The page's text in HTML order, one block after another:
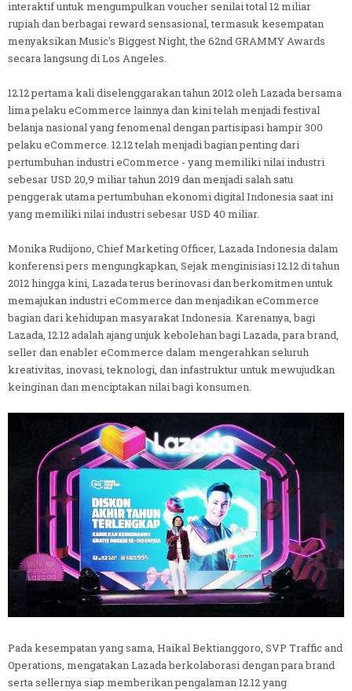
interaktif untuk mengumpulkan voucher senilai total 12 miliar
rupiah dan berbagai reward sensasional, termasuk kesempatan
menyaksikan Music's Biggest Night, the 62nd GRAMMY Awards
secara langsung di Los Angeles.
12.12 pertama kali diselenggarakan tahun 2012 oleh Lazada bersama
lima pelaku eCommerce lainnya dan kini telah menjadi festival
belanja nasional yang fenomenal dengan partisipasi hampir 300
pelaku eCommerce. 12.12 telah menjadi bagian penting dari
pertumbuhan industri eCommerce - yang memiliki nilai industri
sebesar USD 20,9 miliar tahun 2019 dan menjadi salah satu
penggerak utama pertumbuhan ekonomi digital Indonesia saat ini
yang memiliki nilai industri sebesar USD 40 miliar.
Monika Rudijono, Chief Marketing Officer, Lazada Indonesia dalam
konferensi pers mengungkapkan, Sejak menginisiasi 12.12 di tahun
2012 hingga kini, Lazada terus berinovasi dan berkomitmen untuk
memajukan industri eCommerce dan menjadikan eCommerce
bagian dari kehidupan masyarakat Indonesia. Karenanya, bagi
Lazada, 12.12 adalah ajang unjuk kebolehan bagi Lazada, para brand,
seller dan enabler eCommerce dalam mengerahkan seluruh
kreativitas, inovasi, teknologi, dan infastruktur untuk mewujudkan
keinginan dan menciptakan nilai bagi konsumen.
Pada kesempatan yang sama, Haikal Bektianggoro, SVP Traffic and
Operations, mengatakan Lazada berkolaborasi dengan para brand
serta sellernya siap memberikan pengalaman 12.12 yang